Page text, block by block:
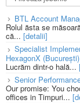
BTL Account
Rolul ăsta se
că... [detalii]
Specialist
HexagonX (București)
Lucrăm dintr-o hală...
Senior
Our promise: You
offices in Timpuri...